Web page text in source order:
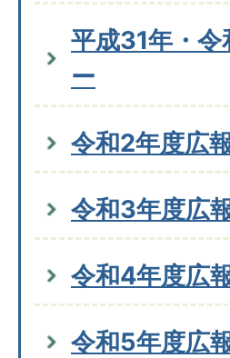
平成31年・
ー
令和2年度広
令和3年度広
令和4年度広
令和5年度広